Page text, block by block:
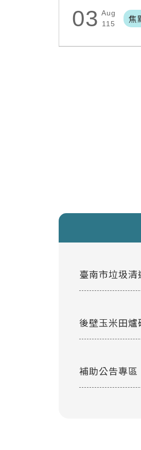
03 Aug
115
焦
臺南市垃圾
後壁玉米田
補助公告專區